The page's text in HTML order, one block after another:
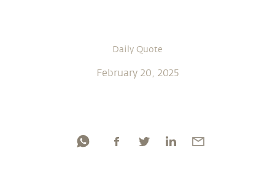
Daily Quote
February 20, 2025